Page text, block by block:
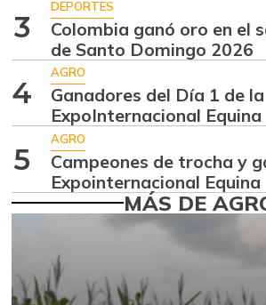
costillar
07/25/2026
Almejas con
concha
07/25/2026
Almejas sin
concha
07/25/2026
Apio
07/25/2026
Arracacha
3
DEPORTES
Colombia ganó oro en el
de Santo Domingo 2026
4
AGRO
Ganadores del Día 1 de la
ExpoInternacional Equina
5
AGRO
Campeones de trocha y
Expointernacional Equina
MÁS DE